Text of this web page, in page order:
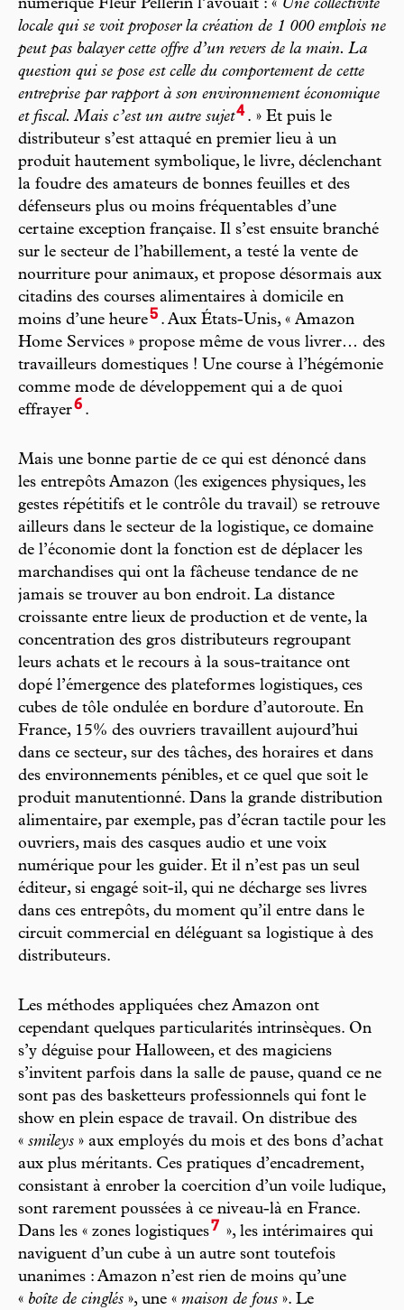
numérique Fleur Pellerin l’avouait : « Une collectivité
locale qui se voit proposer la création de 1 000 emplois ne
peut pas balayer cette offre d’un revers de la main. La
question qui se pose est celle du comportement de cette
entreprise par rapport à son environnement économique
et fiscal. Mais c’est un autre sujet4. » Et puis le
distributeur s’est attaqué en premier lieu à un
produit hautement symbolique, le livre, déclenchant
la foudre des amateurs de bonnes feuilles et des
défenseurs plus ou moins fréquentables d’une
certaine exception française. Il s’est ensuite branché
sur le secteur de l’habillement, a testé la vente de
nourriture pour animaux, et propose désormais aux
citadins des courses alimentaires à domicile en
moins d’une heure5 . Aux États-Unis, « Amazon
Home Services » propose même de vous livrer… des
travailleurs domestiques ! Une course à l’hégémonie
comme mode de développement qui a de quoi
effrayer6 .
Mais une bonne partie de ce qui est dénoncé dans
les entrepôts Amazon (les exigences physiques, les
gestes répétitifs et le contrôle du travail) se retrouve
ailleurs dans le secteur de la logistique, ce domaine
de l’économie dont la fonction est de déplacer les
marchandises qui ont la fâcheuse tendance de ne
jamais se trouver au bon endroit. La distance
croissante entre lieux de production et de vente, la
concentration des gros distributeurs regroupant
leurs achats et le recours à la sous-traitance ont
dopé l’émergence des plateformes logistiques, ces
cubes de tôle ondulée en bordure d’autoroute. En
France, 15% des ouvriers travaillent aujourd’hui
dans ce secteur, sur des tâches, des horaires et dans
des environnements pénibles, et ce quel que soit le
produit manutentionné. Dans la grande distribution
alimentaire, par exemple, pas d’écran tactile pour les
ouvriers, mais des casques audio et une voix
numérique pour les guider. Et il n’est pas un seul
éditeur, si engagé soit-il, qui ne décharge ses livres
dans ces entrepôts, du moment qu’il entre dans le
circuit commercial en déléguant sa logistique à des
distributeurs.
Les méthodes appliquées chez Amazon ont
cependant quelques particularités intrinsèques. On
s’y déguise pour Halloween, et des magiciens
s’invitent parfois dans la salle de pause, quand ce ne
sont pas des basketteurs professionnels qui font le
show en plein espace de travail. On distribue des
« smileys » aux employés du mois et des bons d’achat
aux plus méritants. Ces pratiques d’encadrement,
consistant à enrober la coercition d’un voile ludique,
sont rarement poussées à ce niveau-là en France.
Dans les « zones logistiques7 », les intérimaires qui
naviguent d’un cube à un autre sont toutefois
unanimes : Amazon n’est rien de moins qu’une
« boîte de cinglés », une « maison de fous ». Le